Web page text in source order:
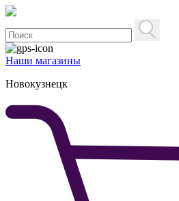
Наши магазины
Новокузнецк